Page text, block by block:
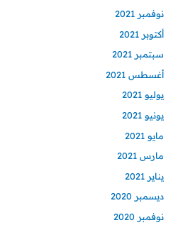
نوفمبر 2021
أكتوبر 2021
سبتمبر 2021
أغسطس 2021
يوليو 2021
يونيو 2021
مايو 2021
مارس 2021
يناير 2021
ديسمبر 2020
نوفمبر 2020